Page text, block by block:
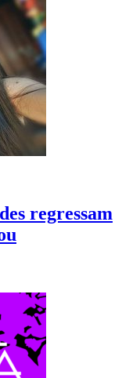
regressam